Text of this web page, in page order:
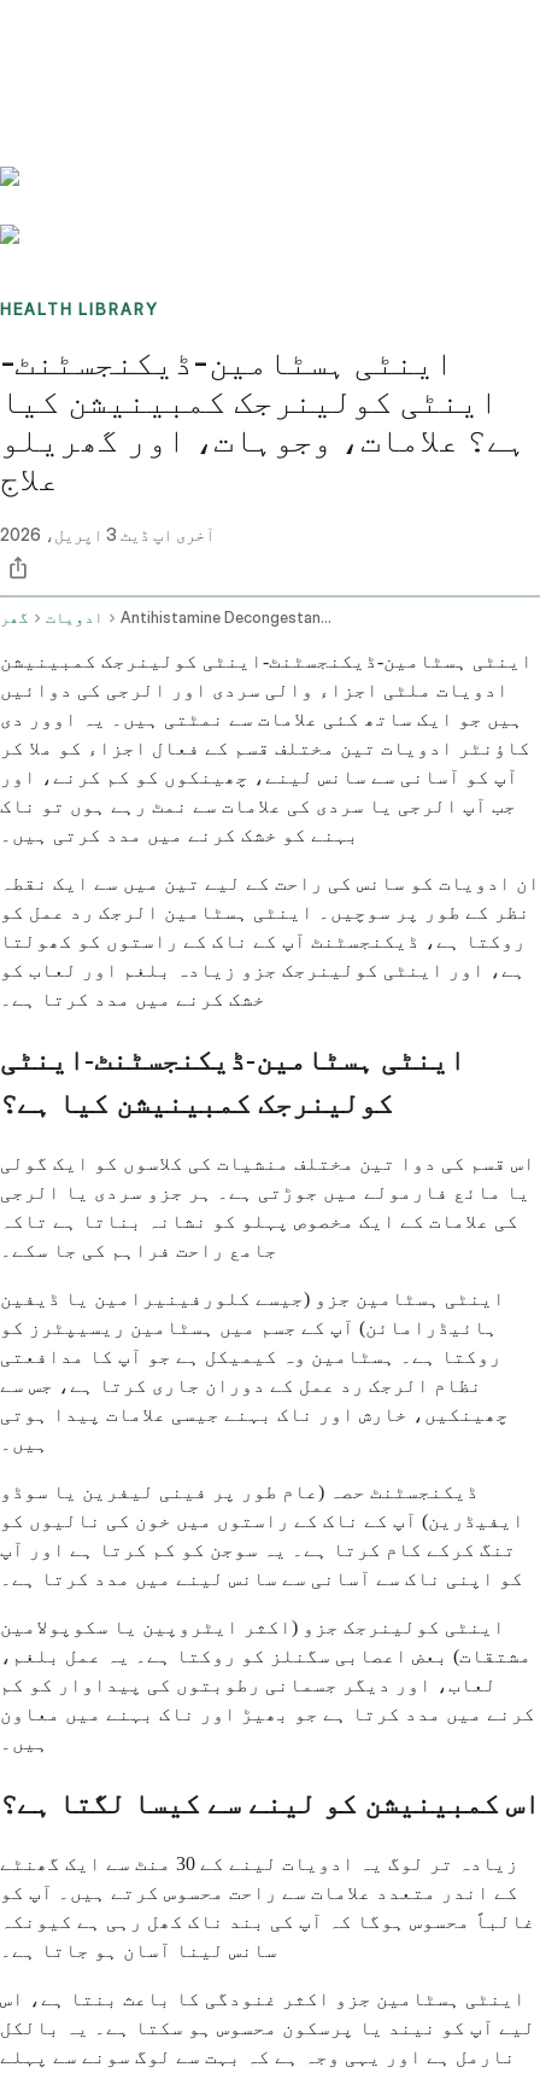
HEALTH LIBRARY
اینٹی ہسٹامین-ڈیکنجسٹنٹ-
اینٹی کولینرجک کمبینیشن کیا
ہے؟ علامات، وجوہات، اور گھریلو
علاج
آخری اپ ڈیٹ 3 اپریل، 2026
گھر ادویات Antihistamine Decongestant And Anticholinergic Combination Oral Route
اینٹی ہسٹامین-ڈیکنجسٹنٹ-اینٹی کولینرجک کمبینیشن
ادویات ملٹی اجزاء والی سردی اور الرجی کی دوائیں
ہیں جو ایک ساتھ کئی علامات سے نمٹتی ہیں۔ یہ اوور دی
کاؤنٹر ادویات تین مختلف قسم کے فعال اجزاء کو ملا کر
آپ کو آسانی سے سانس لینے، چھینکوں کو کم کرنے، اور
جب آپ الرجی یا سردی کی علامات سے نمٹ رہے ہوں تو ناک
بہنے کو خشک کرنے میں مدد کرتی ہیں۔
ان ادویات کو سانس کی راحت کے لیے تین میں سے ایک نقطہ
نظر کے طور پر سوچیں۔ اینٹی ہسٹامین الرجک رد عمل کو
روکتا ہے، ڈیکنجسٹنٹ آپ کے ناک کے راستوں کو کھولتا
ہے، اور اینٹی کولینرجک جزو زیادہ بلغم اور لعاب کو
خشک کرنے میں مدد کرتا ہے۔
اینٹی ہسٹامین-ڈیکنجسٹنٹ-اینٹی
کولینرجک کمبینیشن کیا ہے؟
اس قسم کی دوا تین مختلف منشیات کی کلاسوں کو ایک گولی
یا مائع فارمولے میں جوڑتی ہے۔ ہر جزو سردی یا الرجی
کی علامات کے ایک مخصوص پہلو کو نشانہ بناتا ہے تاکہ
جامع راحت فراہم کی جا سکے۔
اینٹی ہسٹامین جزو (جیسے کلورفینیرامین یا ڈیفین
ہائیڈرامائن) آپ کے جسم میں ہسٹامین ریسیپٹرز کو
روکتا ہے۔ ہسٹامین وہ کیمیکل ہے جو آپ کا مدافعتی
نظام الرجک رد عمل کے دوران جاری کرتا ہے، جس سے
چھینکیں، خارش اور ناک بہنے جیسی علامات پیدا ہوتی
ہیں۔
ڈیکنجسٹنٹ حصہ (عام طور پر فینی لیفرین یا سوڈو
ایفیڈرین) آپ کے ناک کے راستوں میں خون کی نالیوں کو
تنگ کرکے کام کرتا ہے۔ یہ سوجن کو کم کرتا ہے اور آپ
کو اپنی ناک سے آسانی سے سانس لینے میں مدد کرتا ہے۔
اینٹی کولینرجک جزو (اکثر ایٹروپین یا سکوپولامین
مشتقات) بعض اعصابی سگنلز کو روکتا ہے۔ یہ عمل بلغم،
لعاب، اور دیگر جسمانی رطوبتوں کی پیداوار کو کم
کرنے میں مدد کرتا ہے جو بھیڑ اور ناک بہنے میں معاون
ہیں۔
اس کمبینیشن کو لینے سے کیسا لگتا ہے؟
زیادہ تر لوگ یہ ادویات لینے کے 30 منٹ سے ایک گھنٹے
کے اندر متعدد علامات سے راحت محسوس کرتے ہیں۔ آپ کو
غالباً محسوس ہوگا کہ آپ کی بند ناک کھل رہی ہے کیونکہ
سانس لینا آسان ہو جاتا ہے۔
اینٹی ہسٹامین جزو اکثر غنودگی کا باعث بنتا ہے، اس
لیے آپ کو نیند یا پرسکون محسوس ہو سکتا ہے۔ یہ بالکل
نارمل ہے اور یہی وجہ ہے کہ بہت سے لوگ سونے سے پہلے